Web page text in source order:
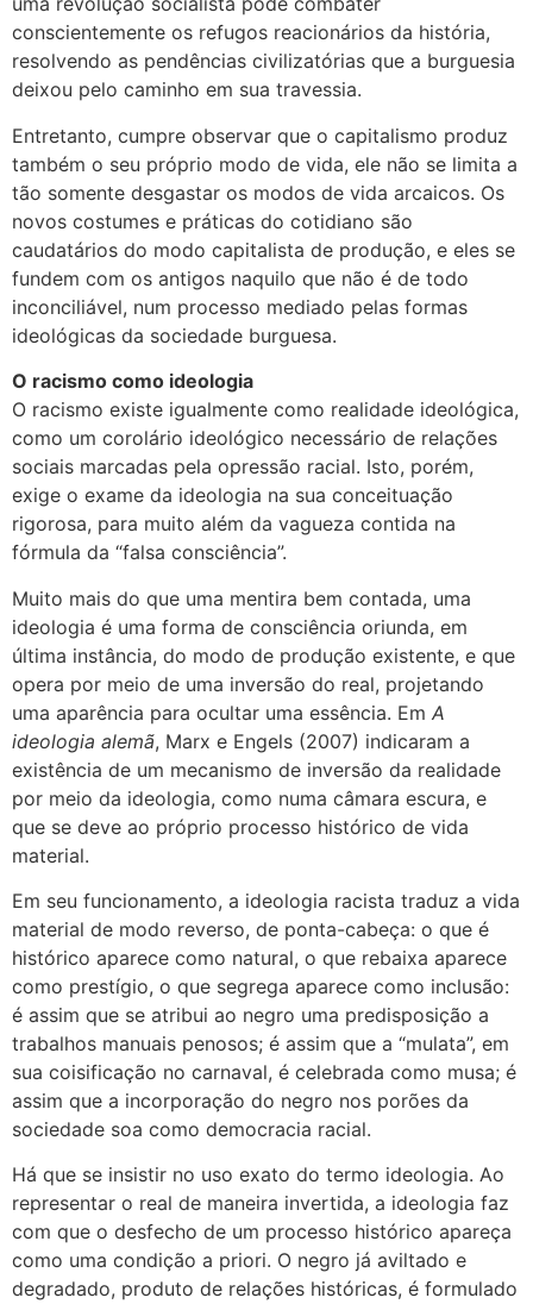
conscientemente os refugos reacionários da história,
resolvendo as pendências civilizatórias que a burguesia
deixou pelo caminho em sua travessia.
Entretanto, cumpre observar que o capitalismo produz
também o seu próprio modo de vida, ele não se limita a
tão somente desgastar os modos de vida arcaicos. Os
novos costumes e práticas do cotidiano são
caudatários do modo capitalista de produção, e eles se
fundem com os antigos naquilo que não é de todo
inconciliável, num processo mediado pelas formas
ideológicas da sociedade burguesa.
O racismo como ideologia
O racismo existe igualmente como realidade ideológica,
como um corolário ideológico necessário de relações
sociais marcadas pela opressão racial. Isto, porém,
exige o exame da ideologia na sua conceituação
rigorosa, para muito além da vagueza contida na
fórmula da “falsa consciência”.
Muito mais do que uma mentira bem contada, uma
ideologia é uma forma de consciência oriunda, em
última instância, do modo de produção existente, e que
opera por meio de uma inversão do real, projetando
uma aparência para ocultar uma essência. Em A
ideologia alemã, Marx e Engels (2007) indicaram a
existência de um mecanismo de inversão da realidade
por meio da ideologia, como numa câmara escura, e
que se deve ao próprio processo histórico de vida
material.
Em seu funcionamento, a ideologia racista traduz a vida
material de modo reverso, de ponta-cabeça: o que é
histórico aparece como natural, o que rebaixa aparece
como prestígio, o que segrega aparece como inclusão:
é assim que se atribui ao negro uma predisposição a
trabalhos manuais penosos; é assim que a “mulata”, em
sua coisificação no carnaval, é celebrada como musa; é
assim que a incorporação do negro nos porões da
sociedade soa como democracia racial.
Há que se insistir no uso exato do termo ideologia. Ao
representar o real de maneira invertida, a ideologia faz
com que o desfecho de um processo histórico apareça
como uma condição a priori. O negro já aviltado e
degradado, produto de relações históricas, é formulado